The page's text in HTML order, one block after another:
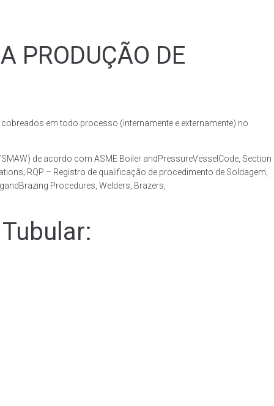
PRODUÇÃO DE
em todo processo (internamente e externamente) no
de acordo com ASME Boiler andPressureVesselCode, Section
RQP – Registro de qualificação de procedimento de Soldagem,
Procedures, Welders, Brazers,